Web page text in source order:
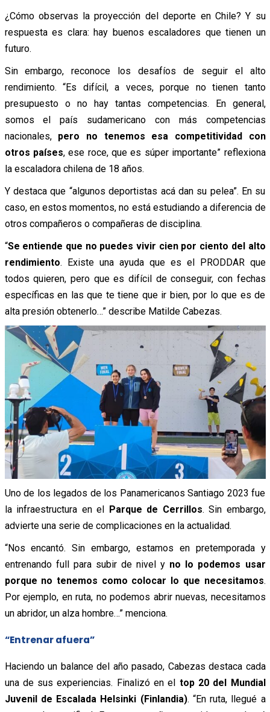
¿Cómo observas la proyección del deporte en Chile? Y su
respuesta es clara: hay buenos escaladores que tienen un
futuro.
Sin embargo, reconoce los desafíos de seguir el alto
rendimiento. “Es difícil, a veces, porque no tienen tanto
presupuesto o no hay tantas competencias. En general,
somos el país sudamericano con más competencias
nacionales, pero no tenemos esa competitividad con
otros países, ese roce, que es súper importante” reflexiona
la escaladora chilena de 18 años.
Y destaca que “algunos deportistas acá dan su pelea”. En su
caso, en estos momentos, no está estudiando a diferencia de
otros compañeros o compañeras de disciplina.
“Se entiende que no puedes vivir cien por ciento del alto
rendimiento. Existe una ayuda que es el PRODDAR que
todos quieren, pero que es difícil de conseguir, con fechas
específicas en las que te tiene que ir bien, por lo que es de
alta presión obtenerlo…” describe Matilde Cabezas.
Uno de los legados de los Panamericanos Santiago 2023 fue
la infraestructura en el Parque de Cerrillos. Sin embargo,
advierte una serie de complicaciones en la actualidad.
“Nos encantó. Sin embargo, estamos en pretemporada y
entrenando full para subir de nivel y no lo podemos usar
porque no tenemos como colocar lo que necesitamos.
Por ejemplo, en ruta, no podemos abrir nuevas, necesitamos
un abridor, un alza hombre…” menciona.
“Entrenar afuera”
Haciendo un balance del año pasado, Cabezas destaca cada
una de sus experiencias. Finalizó en el top 20 del Mundial
Juvenil de Escalada Helsinki (Finlandia). “En ruta, llegué a